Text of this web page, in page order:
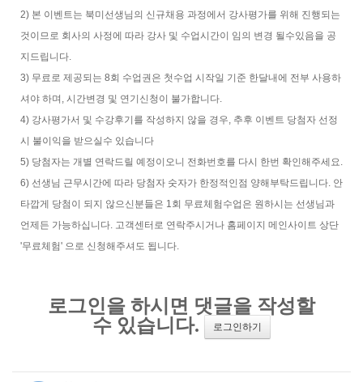
2) 본 이벤트는 북미선생님의 신규채용 과정에서 강사평가를 위해 진행되는
것이므로 회사의 사정에 따라 강사 및 수업시간이 임의 변경 될수있음을 공
지드립니다.
3) 무료로 제공되는 8회 수업권은 첫수업 시작일 기준 한달내에 전부 사용하
셔야 하며, 시간변경 및 연기신청이 불가합니다.
4) 강사평가서 및 수강후기를 작성하지 않을 경우, 추후 이벤트 당첨자 선정
시 불이익을 받으실수 있습니다
5) 당첨자는 개별 연락드릴 예정이오니 전화번호를 다시 한번 확인해주세요.
6) 선생님 근무시간에 따라 당첨자 숫자가 한정적인점 양해부탁드립니다. 안
타깝게 당첨이 되지 않으신분들은 1회 무료체험수업은 원하시는 선생님과
언제든 가능하십니다. 고객센터로 연락주시거나 홈페이지 메인사이트 상단
'무료체험' 으로 신청해주셔도 됩니다.